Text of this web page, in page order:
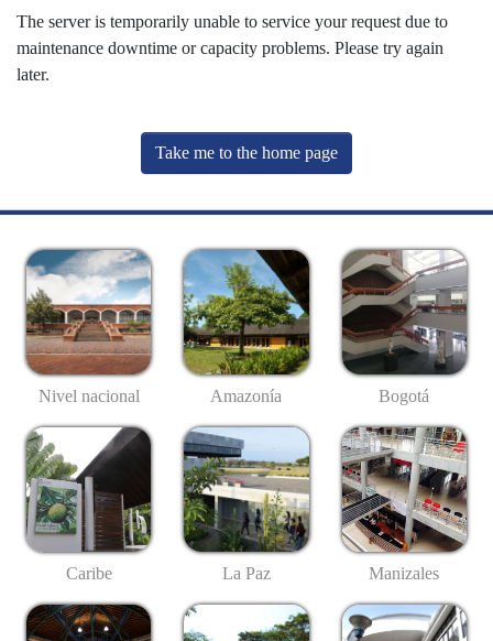
The server is temporarily unable to service your request due to
maintenance downtime or capacity problems. Please try again
later.
Take me to the home page
Nivel nacional Amazonía Bogotá
Caribe La Paz Manizales